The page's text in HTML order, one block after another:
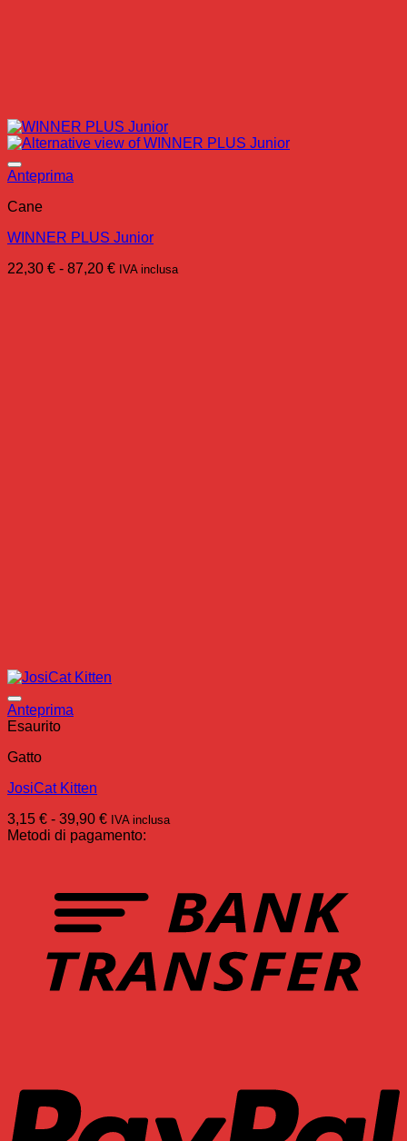
Anteprima
Cane
WINNER PLUS Junior
22,30 € - 87,20 €Fascia
IVA inclusa
Anteprima
Esaurito
Gatto
JosiCat Kitten
3,15 € - 39,90 €Fascia
di
a
39,90 €
IVA inclusa
Metodi di pagamento: